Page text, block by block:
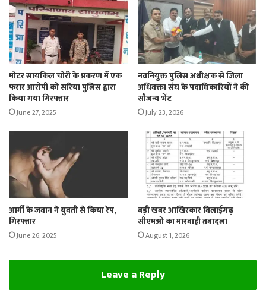
मोटर सायकिल चोरी के प्रकरण में एक
फरार आरोपी को सरिया पुलिस द्वारा
किया गया गिरफ्तार
June 27, 2025
नवनियुक्त पुलिस अधीक्षक से जिला
अधिवक्ता संघ के पदाधिकारियों ने की
सौजन्य भेंट
July 23, 2026
आर्मी के जवान ने युवती से किया रेप,
गिरफ्तार
June 26, 2025
बड़ी खबर आखिरकार बिलाईगढ़
सीएमओ का मारवाही तबादला
August 1, 2026
Leave a Reply